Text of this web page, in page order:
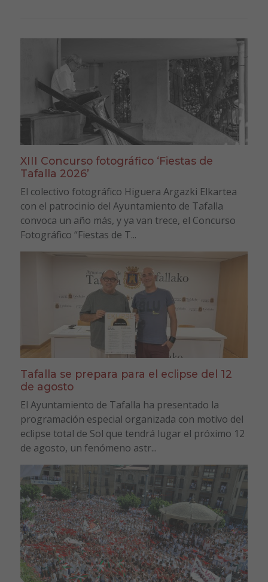
XIII Concurso fotográfico ‘Fiestas de
Tafalla 2026’
El colectivo fotográfico Higuera Argazki Elkartea
con el patrocinio del Ayuntamiento de Tafalla
convoca un año más, y ya van trece, el Concurso
Fotográfico “Fiestas de T...
Tafalla se prepara para el eclipse del 12
de agosto
El Ayuntamiento de Tafalla ha presentado la
programación especial organizada con motivo del
eclipse total de Sol que tendrá lugar el próximo 12
de agosto, un fenómeno astr...